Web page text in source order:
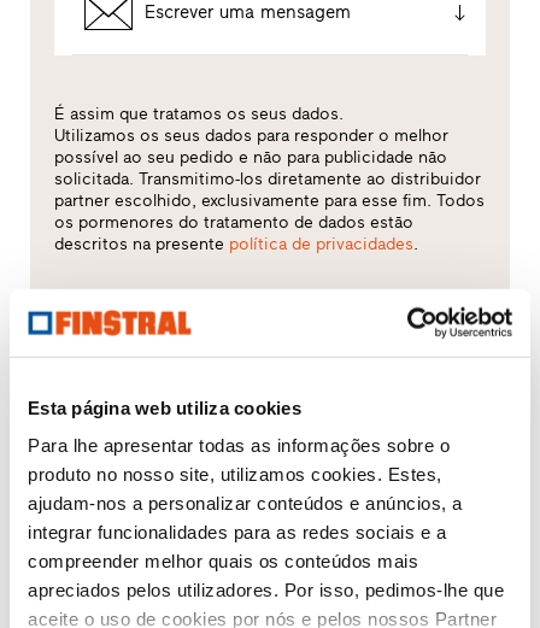
Esta página web utiliza cookies
Para lhe apresentar todas as informações sobre o
produto no nosso site, utilizamos cookies. Estes,
ajudam-nos a personalizar conteúdos e anúncios, a
integrar funcionalidades para as redes sociais e a
compreender melhor quais os conteúdos mais
apreciados pelos utilizadores. Por isso, pedimos-lhe que
aceite o uso de cookies por nós e pelos nossos Partner
Escrever uma mensagem
É assim que tratamos os seus dados.
Utilizamos os seus dados para responder o melhor
possível ao seu pedido e não para publicidade não
solicitada. Transmitimo-los diretamente ao distribuidor
partner escolhido, exclusivamente para esse fim. Todos
os pormenores do tratamento de dados estão
descritos na presente política de privacidades.
Qual é o tema que mais lhe interessa?
Envidraçados
Renovação
Obra nova